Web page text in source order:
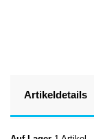
Artikeldetails